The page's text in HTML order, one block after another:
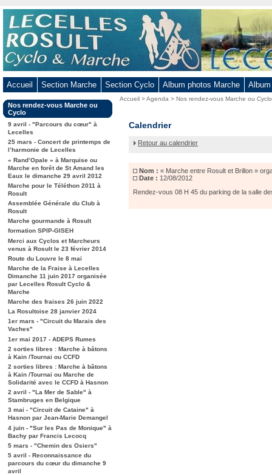
Aller
au
contenu
-
Aller
menu
principal
-
Aller
la
recherche
Accueil Section Marche Section Cyclo Album photos Marche
Dans
la
rubrique
:
Nos rendez-vous Marche ou
Cyclo
9 avril - "Parcours du cœur" à
Lecelles
25 mars - Concert de printemps de
l’harmonie de Lecelles
« Rand’Opale » à Marquise ou
Marche en forêt de St Amand les
Eaux le dimanche 29 avril 2012
Marche pour le Téléthon 2011 à
Rosult
Assemblée Générale du Club à
Rosult
Marche gourmande à Rosult
formation SPIP-GISEH
Merci aux Cyclos et Marcheurs
venus à Rosult le 23 février 2014
Route du Louvre le 8 mai
Marche de la Fraise à Lecelles
Dimanche 11 juin 2017 organisée
par Lecelles Rosult Cyclo &
Marche
Marche des fraises 26 juin 2022
La Rosultoise 28 janvier 2024
1er mars - "Circuit du Marais des
Vaches"
1er mai 2017 - ADEPS Rumes
2 sorties libres : Marche à bâtons
à Kain /Tournai ou CCFD
2 sorties libres : Marche à bâtons
à Kain /Tournai ou Marche de
Solidarité avec le CCFD à Hasnon
2 avril - "La Mer de Sable" à
Stambruges en Belgique
3 mai - "Circuit de Cataine" à
Hasnon par Jean-Marie Demangel
4 juin - "Sur les Pas de Monique" à
Bachy par Francis Lecocq
5 mars - "Chemin des Osiers"
5 avril - Reconnaissance du
parcours du cœur du dimanche 9
avril
Vous
Accueil >Agenda>Nos rendez-vous Marche ou Cyclo
« Marche
Rosult
Brillon »
organisée
par
Alain
Calendrier
Retour au calendrier
Nom : « Marche entre Rosult et Brillon »
Date : 12/08/2012
Rendez-vous 08 H 45 du parking de la salle